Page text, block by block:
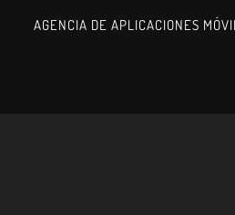
AGENCIA DE APLICACIONES